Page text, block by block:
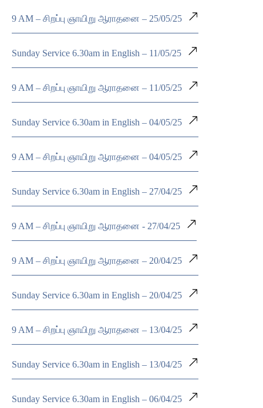
9 AM – சிறப்பு ஞாயிறு ஆராதனை – 25/05/25
Sunday Service 6.30am in English – 11/05/25
9 AM – சிறப்பு ஞாயிறு ஆராதனை – 11/05/25
Sunday Service 6.30am in English – 04/05/25
9 AM – சிறப்பு ஞாயிறு ஆராதனை – 04/05/25
Sunday Service 6.30am in English – 27/04/25
9 AM – சிறப்பு ஞாயிறு ஆராதனை - 27/04/25
9 AM – சிறப்பு ஞாயிறு ஆராதனை – 20/04/25
Sunday Service 6.30am in English – 20/04/25
9 AM – சிறப்பு ஞாயிறு ஆராதனை – 13/04/25
Sunday Service 6.30am in English – 13/04/25
Sunday Service 6.30am in English – 06/04/25